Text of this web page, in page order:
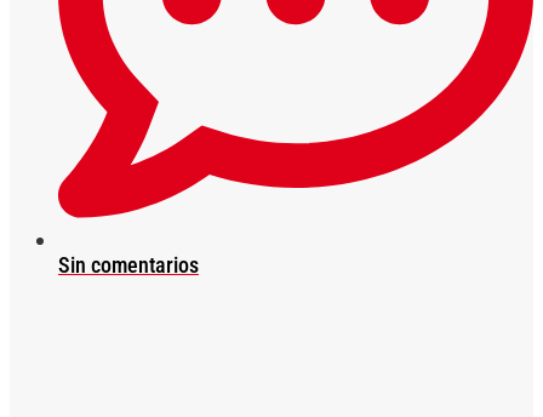
Sin comentarios